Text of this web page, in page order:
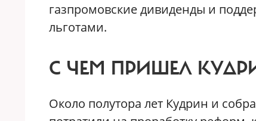
газпромовские дивиденды и
льготами.
С ЧЕМ ПРИШЕЛ
Около полутора лет Кудрин и